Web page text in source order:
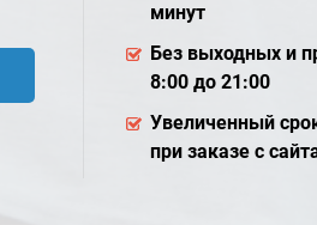
минут
Без выходных и
8:00 до 21:00
Увеличенный
при заказе с